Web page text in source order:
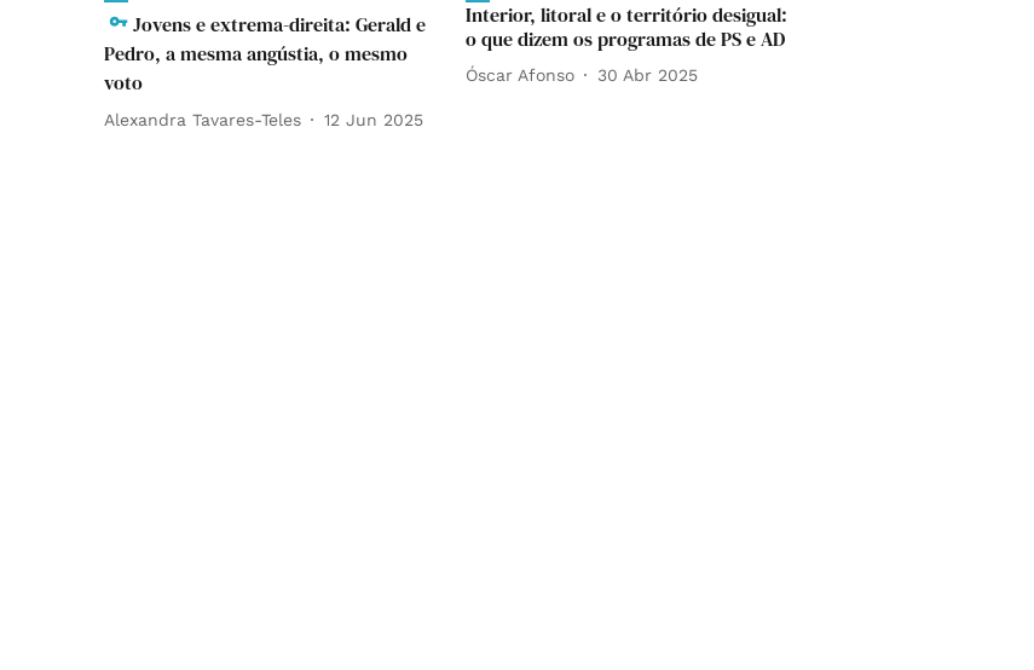
Jovens e extrema-direita: Gerald e
Pedro, a mesma angústia, o mesmo
voto
Alexandra Tavares-Teles 12 Jun 2025
Interior, litoral e o território desigual:
o que dizem os programas de PS e AD
Óscar Afonso 30 Abr 2025